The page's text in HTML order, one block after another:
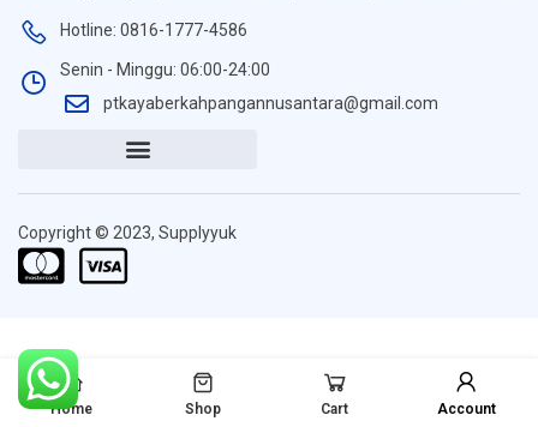
Hotline: 0816-1777-4586
Senin - Minggu: 06:00-24:00
ptkayaberkahpangannusantara@gmail.com
Copyright © 2023, Supplyyuk
Home Shop Cart Account